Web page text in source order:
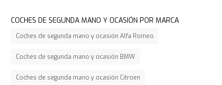
COCHES DE SEGUNDA MANO Y OCASIÓN POR MARCA
Coches de segunda mano y ocasión Alfa Romeo
Coches de segunda mano y ocasión BMW
Coches de segunda mano y ocasión Citroen